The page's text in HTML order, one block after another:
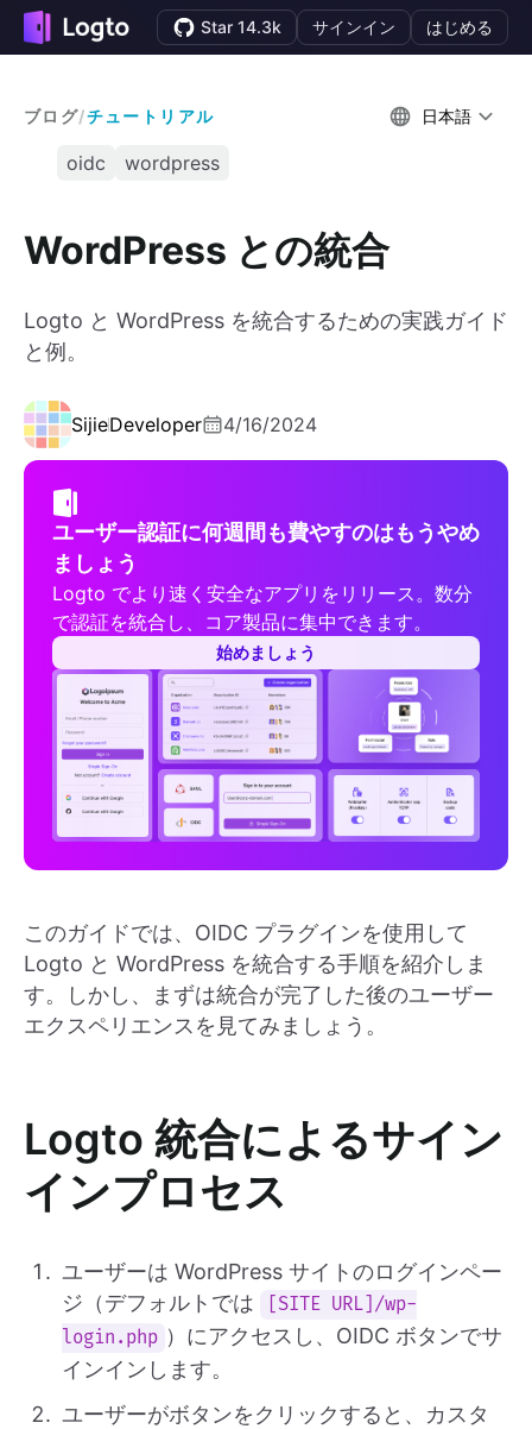
Star 14.3k サインイン はじめる
ブログ/チュートリアル 日本語
oidc wordpress
WordPress との統合
Logto と WordPress を統合するための実践ガイド
と例。
SijieDeveloper 4/16/2024
ユーザー認証に何週間も費やすのはもうやめ
ましょう
Logto でより速く安全なアプリをリリース。数分
で認証を統合し、コア製品に集中できます。
始めましょう
このガイドでは、OIDC プラグインを使用して
Logto と WordPress を統合する手順を紹介しま
す。しかし、まずは統合が完了した後のユーザー
エクスペリエンスを見てみましょう。
Logto 統合によるサイン
インプロセス
ユーザーは WordPress サイトのログインペー
ジ（デフォルトでは
[SITE URL]/wp-
login.php ）にアクセスし、OIDC ボタンでサ
インインします。
ユーザーがボタンをクリックすると、カスタ